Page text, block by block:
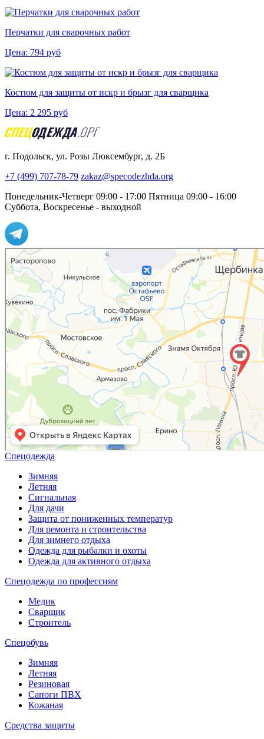
Перчатки для сварочных работ
Цена: 794 руб
Костюм для защиты от искр и брызг для сварщика
Цена: 2 295 руб
г. Подольск, ул. Розы Люксембург, д. 2Б
+7 (499) 707-78-79 zakaz@specodezhda.org
Понедельник-Четверг 09:00 - 17:00 Пятница 09:00 - 16:00
Суббота, Воскресенье - выходной
Спецодежда
Зимняя
Летняя
Сигнальная
Для дачи
Защита от пониженных температур
Для ремонта и строительства
Для зимнего отдыха
Одежда для рыбалки и охоты
Одежда для активного отдыха
Спецодежда по профессиям
Медик
Сварщик
Строитель
Спецобувь
Зимняя
Летняя
Резиновая
Сапоги ПВХ
Кожаная
Средства защиты